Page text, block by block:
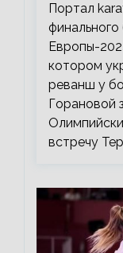
Портал
Европы-
котором
реванш у
Горановой
встречу